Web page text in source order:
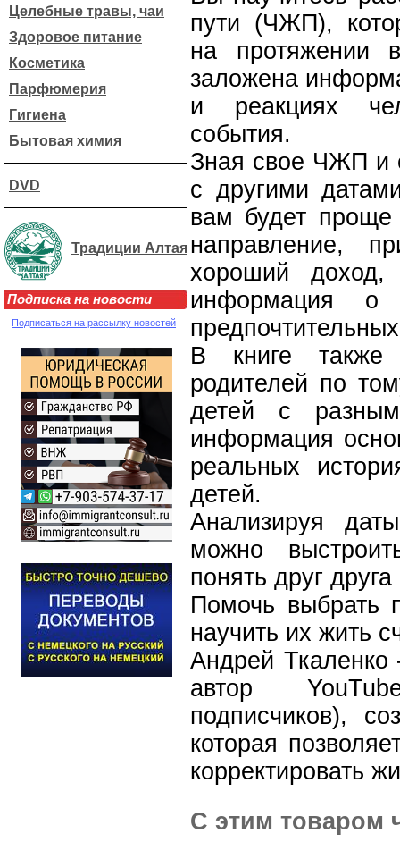
Целебные травы, чаи
Здоровое питание
Косметика
Парфюмерия
Гигиена
Бытовая химия
DVD
Традиции Алтая
Подписка на новости
Подписаться на рассылку новостей
пути (ЧЖП),
на протяжении
заложена
и реакциях
события.
Зная свое ЧЖП и
с другими
вам будет проще
направление,
хороший
информация о
В книге также
родителей по
детей с
информация
реальных
детей.
Анализируя
можно
понять друг
Помочь выбрать
научить их жить
Андрей
автор
подписчиков),
которая
корректировать
С этим товаром